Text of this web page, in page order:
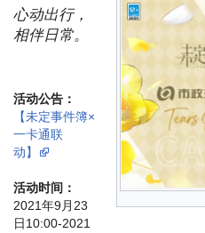
心动出行，
相伴日常。
活动公告：
【未定事件簿×
一卡通联
动】
活动时间：
2021年9月23
日10:00-2021